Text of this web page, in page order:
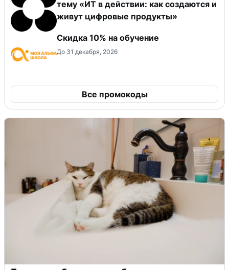
тему «ИТ в действии: как создаются и
живут цифровые продукты»
Скидка 10% на обучение
До 31 декабря, 2026
Все промокоды